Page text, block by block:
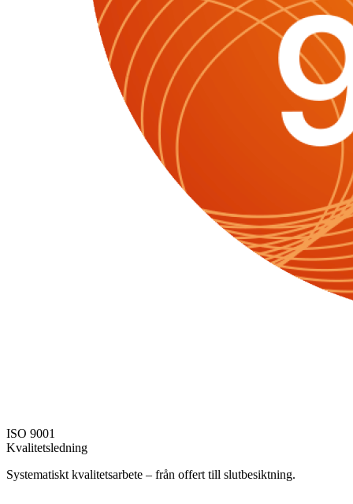
ISO 9001
Kvalitetsledning
Systematiskt kvalitetsarbete – från offert till slutbesiktning.